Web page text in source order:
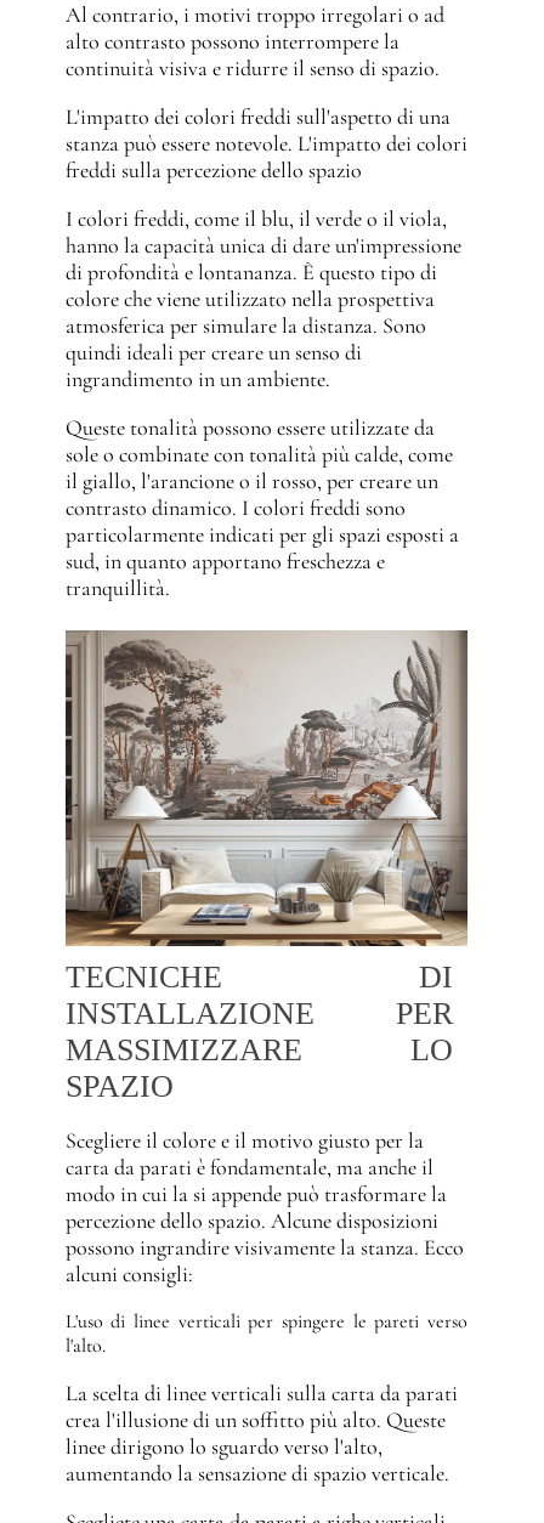
Al contrario, i motivi troppo irregolari o ad
alto contrasto possono interrompere la
continuità visiva e ridurre il senso di spazio.
L'impatto dei colori freddi sull'aspetto di una
stanza può essere notevole. L'impatto dei colori
freddi sulla percezione dello spazio
I colori freddi, come il blu, il verde o il viola,
hanno la capacità unica di dare un'impressione
di profondità e lontananza. È questo tipo di
colore che viene utilizzato nella prospettiva
atmosferica per simulare la distanza. Sono
quindi ideali per creare un senso di
ingrandimento in un ambiente.
Queste tonalità possono essere utilizzate da
sole o combinate con tonalità più calde, come
il giallo, l'arancione o il rosso, per creare un
contrasto dinamico. I colori freddi sono
particolarmente indicati per gli spazi esposti a
sud, in quanto apportano freschezza e
tranquillità.
TECNICHE DI
INSTALLAZIONE PER
MASSIMIZZARE LO
SPAZIO
Scegliere il colore e il motivo giusto per la
carta da parati è fondamentale, ma anche il
modo in cui la si appende può trasformare la
percezione dello spazio. Alcune disposizioni
possono ingrandire visivamente la stanza. Ecco
alcuni consigli:
L'uso di linee verticali per spingere le pareti verso
l'alto.
La scelta di linee verticali sulla carta da parati
crea l'illusione di un soffitto più alto. Queste
linee dirigono lo sguardo verso l'alto,
aumentando la sensazione di spazio verticale.